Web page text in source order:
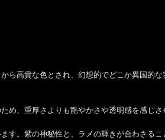
ら高貴な色とされ、幻想的でどこか異国的な
め、重厚さよりも艶やかさや透明感を感じさ
す。紫の神秘性と、ラメの輝きが合わさる